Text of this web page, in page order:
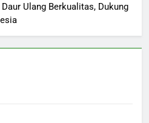
Ulang Berkualitas, Dukung